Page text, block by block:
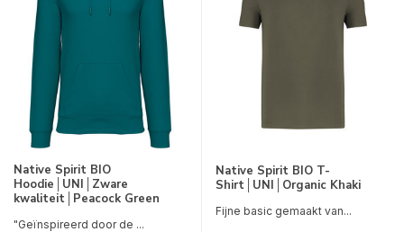
Native Spirit BIO
Hoodie│UNI│Zware
kwaliteit│Peacock Green
"Geïnspireerd door de ...
Native Spirit BIO T-
Shirt│UNI│Organic Khaki
Fijne basic gemaakt van...